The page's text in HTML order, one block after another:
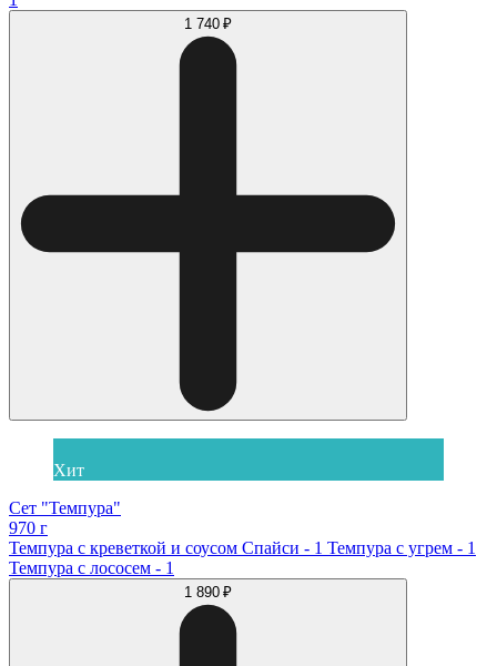
1 740 ₽
Хит
Сет "Темпура"
970 г
Темпура с креветкой и соусом Спайси - 1 Темпура с угрем - 1
Темпура с лососем - 1
1 890 ₽